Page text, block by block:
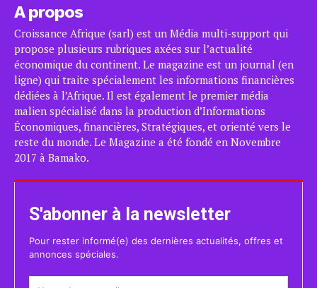
A propos
Croissance Afrique (sarl) est un Média multi-support qui
propose plusieurs rubriques axées sur l’actualité
économique du continent. Le magazine est un journal (en
ligne) qui traite spécialement les informations financières
dédiées à l’Afrique. Il est également le premier média
malien spécialisé dans la production d’Informations
Économiques, financières, Stratégiques, et orienté vers le
reste du monde. Le Magazine a été fondé en Novembre
2017 à Bamako.
S'abonner à la newsletter
Pour rester informé(e) des dernières actualités, offres et
annonces spéciales.